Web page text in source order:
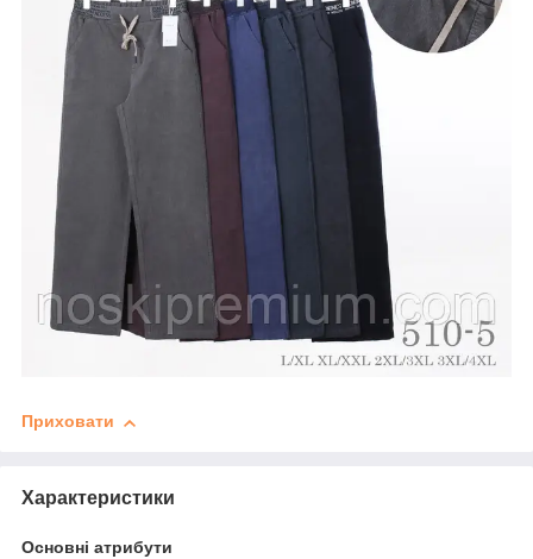
Приховати
Характеристики
Основні атрибути